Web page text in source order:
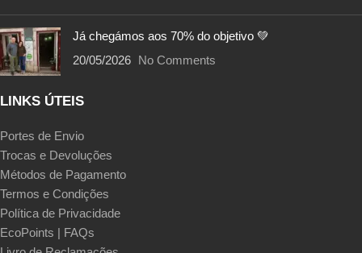
Já chegámos aos 70% do objetivo 💚
20/05/2026 No Comments
LINKS ÚTEIS
Portes de Envio
Trocas e Devoluções
Métodos de Pagamento
Termos e Condições
Política de Privacidade
EcoPoints | FAQs